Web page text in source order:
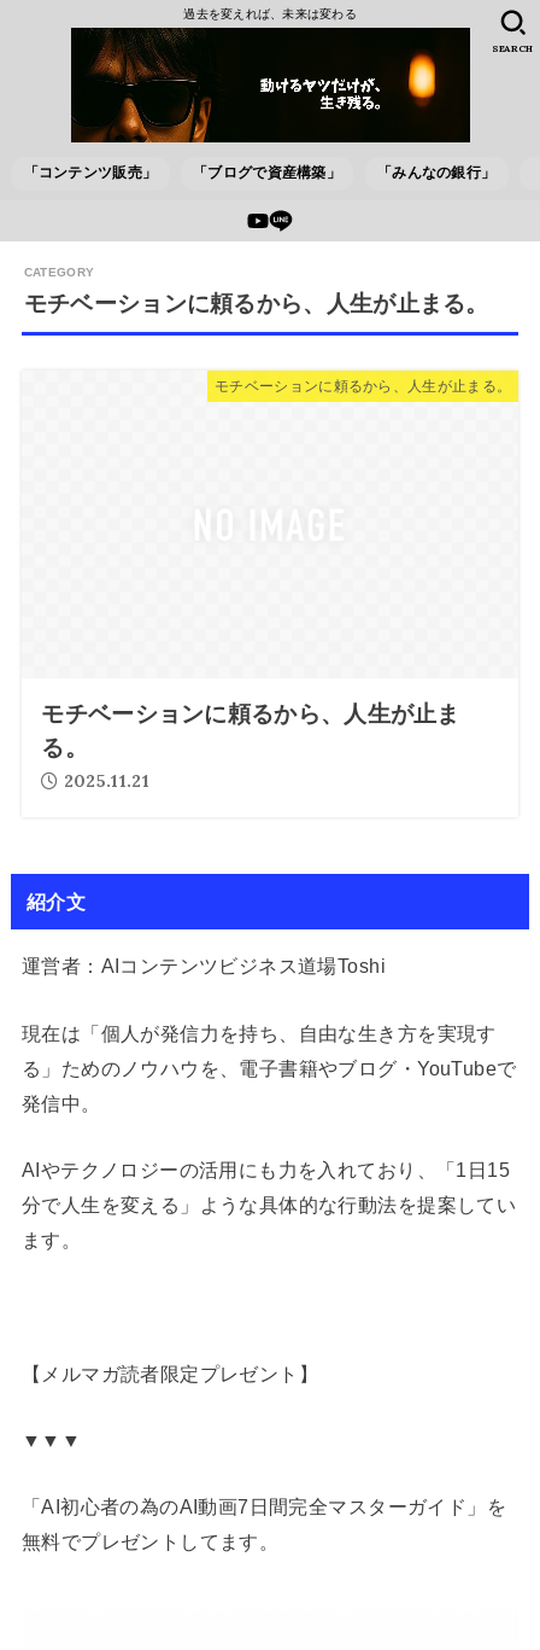
過去を変えれば、未来は変わる
「コンテンツ販売」 「ブログで資産構築」 「みんなの銀行」
SEARCH
モチベーションに頼るから、人生が止まる。
モチベーションに頼るから、人生が止まる。
モチベーションに頼るから、人生が止ま
る。
2025.11.21
紹介文
運営者：AIコンテンツビジネス道場Toshi
現在は「個人が発信力を持ち、自由な生き方を実現す
る」ためのノウハウを、電子書籍やブログ・YouTubeで
発信中。
AIやテクノロジーの活用にも力を入れており、「1日15
分で人生を変える」ような具体的な行動法を提案してい
ます。
【メルマガ読者限定プレゼント】
▼▼▼
「AI初心者の為のAI動画7日間完全マスターガイド」を
無料でプレゼントしてます。